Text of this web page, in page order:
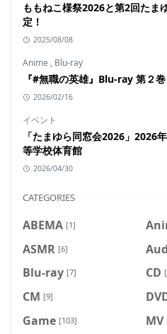
ももねこ様祭2026と第2回たま
定！
2025/08/08
Anime , Blu-ray
『#無職の英雄』Blu-ray 第２
2026/02/16
イベント
「たまゆら同窓会2026」2026
等学校体育館
2026/04/30
CATEGORIES
ABEMA [1]
ASMR [6]
Blu-ray [7] CD
CM [9]
Game [103] MV